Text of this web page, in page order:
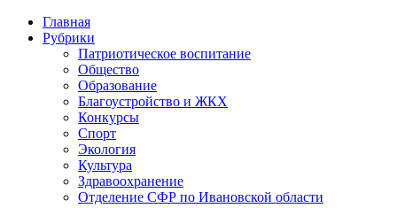
Главная
Рубрики
Патриотическое воспитание
Общество
Образование
Благоустройство и ЖКХ
Конкурсы
Спорт
Экология
Культура
Здравоохранение
Отделение СФР по Ивановской области